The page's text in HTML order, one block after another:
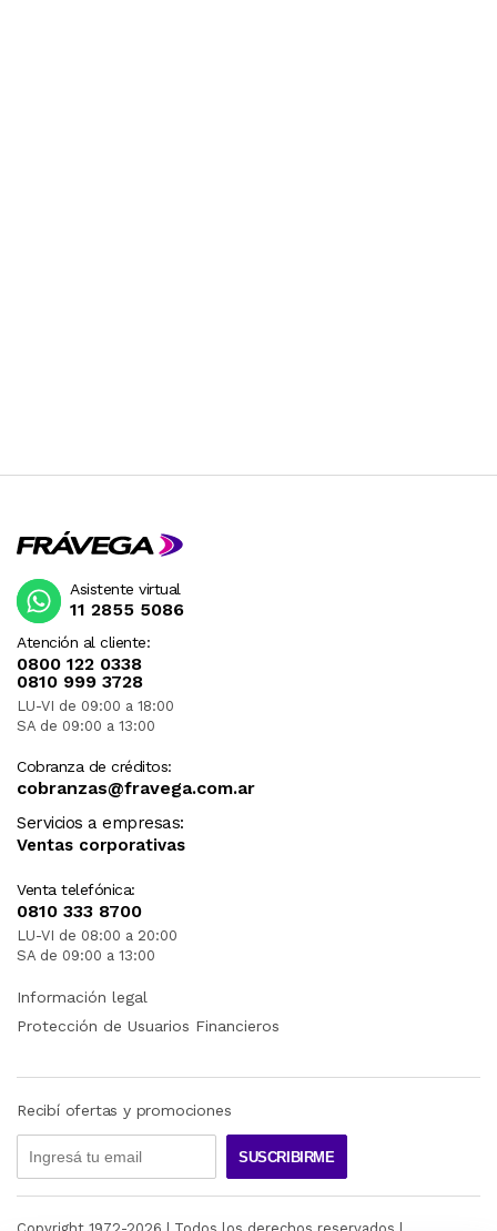
Atención al cliente:
0800 122 0338
0810 999 3728
LU-VI de 09:00 a 18:00
SA de 09:00 a 13:00
Cobranza de créditos:
cobranzas@fravega.com.ar
Servicios a empresas:
Ventas corporativas
Venta telefónica:
0810 333 8700
LU-VI de 08:00 a 20:00
SA de 09:00 a 13:00
Asistente virtual
11 2855 5086
Información legal
Protección de Usuarios Financieros
Recibí ofertas y promociones
SUSCRIBIRME